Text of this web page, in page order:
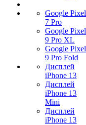
Google Pixel
7 Pro
Google Pixel
9 Pro XL
Google Pixel
9 Pro Fold
Дисплей
iPhone 13
Дисплей
iPhone 13
Mini
Дисплей
iPhone 13